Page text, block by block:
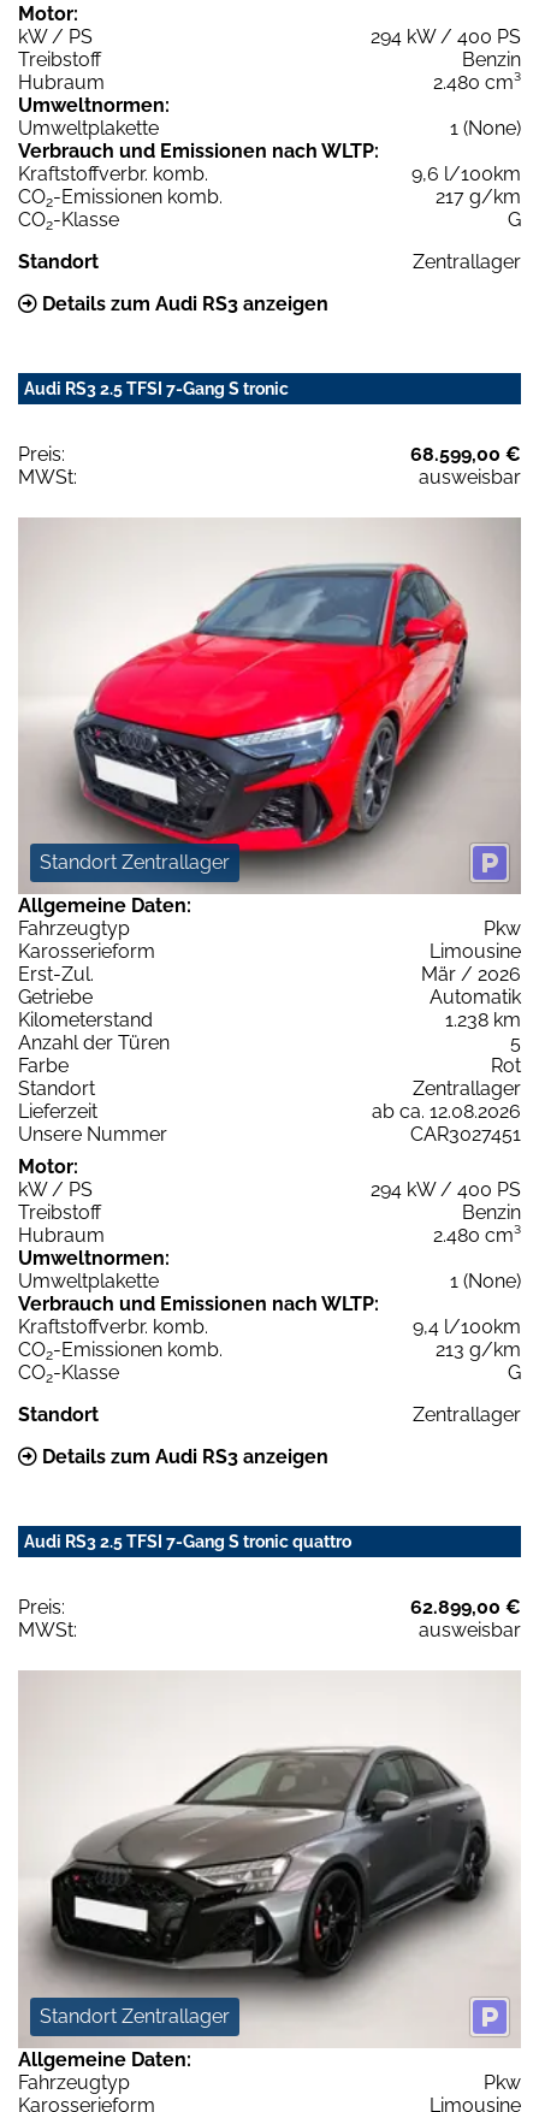
Motor:
kW / PS
294 kW / 400 PS
Treibstoff
Benzin
Hubraum
2.480 cm³
Umweltnormen:
Umweltplakette
1 (None)
Verbrauch und Emissionen nach WLTP:
Kraftstoffverbr. komb.
9,6 l/100km
CO2-Emissionen komb.
217 g/km
CO2-Klasse
G
Standort
Zentrallager
Details zum Audi RS3 anzeigen
Audi RS3 2.5 TFSI 7-Gang S tronic
Preis:
68.599,00 €
MWSt:
ausweisbar
Standort Zentrallager
Allgemeine Daten:
Fahrzeugtyp
Pkw
Karosserieform
Limousine
Erst-Zul.
Mär / 2026
Getriebe
Automatik
Kilometerstand
1.238 km
Anzahl der Türen
5
Farbe
Rot
Standort
Zentrallager
Lieferzeit
ab ca. 12.08.2026
Unsere Nummer
CAR3027451
Motor:
kW / PS
294 kW / 400 PS
Treibstoff
Benzin
Hubraum
2.480 cm³
Umweltnormen:
Umweltplakette
1 (None)
Verbrauch und Emissionen nach WLTP:
Kraftstoffverbr. komb.
9,4 l/100km
CO2-Emissionen komb.
213 g/km
CO2-Klasse
G
Standort
Zentrallager
Details zum Audi RS3 anzeigen
Audi RS3 2.5 TFSI 7-Gang S tronic quattro
Preis:
62.899,00 €
MWSt:
ausweisbar
Standort Zentrallager
Allgemeine Daten:
Fahrzeugtyp
Pkw
Karosserieform
Limousine